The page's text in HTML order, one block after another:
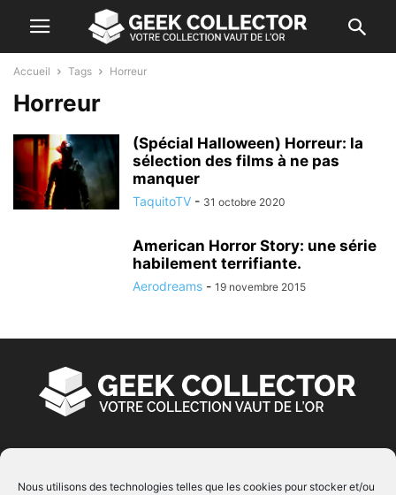
Nous utilisons des technologies telles que les cookies pour stocker et/ou
Accueil Tags Horreur
Horreur
(Spécial Halloween) Horreur: la
sélection des films à ne pas
manquer
TaquitoTV - 31 octobre 2020
American Horror Story: une série
habilement terrifiante.
Aerodreams - 19 novembre 2015